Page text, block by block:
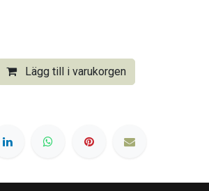
Lägg till i varukorgen